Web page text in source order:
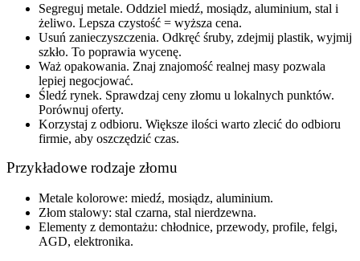
Segreguj metale. Oddziel miedź, mosiądz, aluminium, stal i
żeliwo. Lepsza czystość = wyższa cena.
Usuń zanieczyszczenia. Odkręć śruby, zdejmij plastik, wyjmij
szkło. To poprawia wycenę.
Waż opakowania. Znaj znajomość realnej masy pozwala
lepiej negocjować.
Śledź rynek. Sprawdzaj ceny złomu u lokalnych punktów.
Porównuj oferty.
Korzystaj z odbioru. Większe ilości warto zlecić do odbioru
firmie, aby oszczędzić czas.
Przykładowe rodzaje złomu
Metale kolorowe: miedź, mosiądz, aluminium.
Złom stalowy: stal czarna, stal nierdzewna.
Elementy z demontażu: chłodnice, przewody, profile, felgi,
AGD, elektronika.